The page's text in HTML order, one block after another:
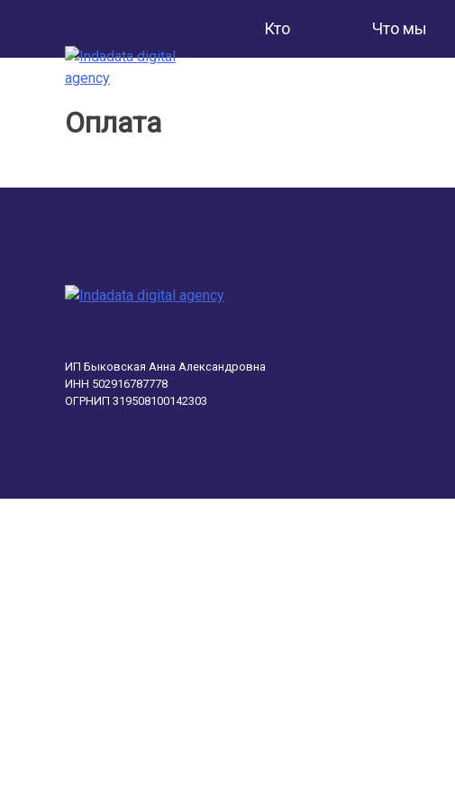
Кто Что мы
Оплата
ИП Быковская Анна Александровна
ИНН 502916787778
ОГРНИП 319508100142303